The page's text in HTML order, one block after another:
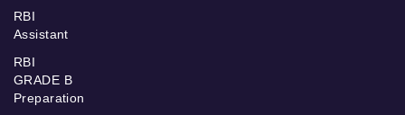
RBI
Assistant
RBI
GRADE B
Preparation